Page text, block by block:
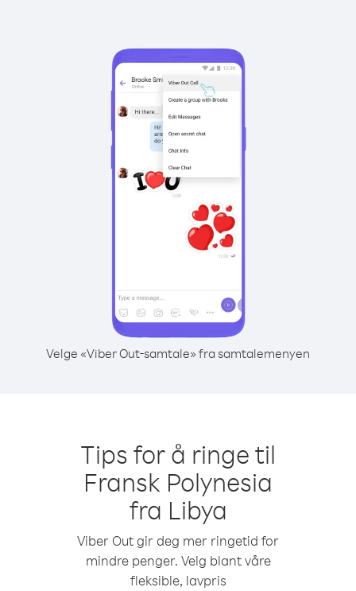
Velge «Viber Out-samtale» fra samtalemenyen
Tips for å ringe til
Fransk Polynesia
fra Libya
Viber Out gir deg mer ringetid for
mindre penger. Velg blant våre
fleksible, lavpris